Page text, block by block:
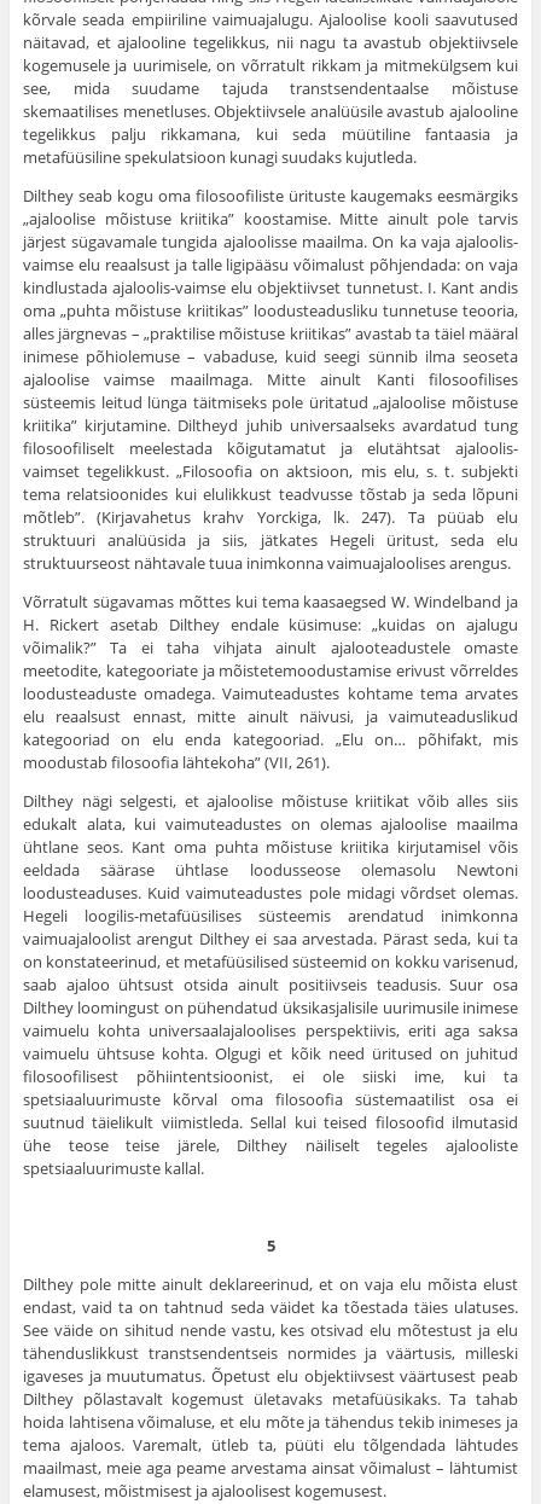
kõrvale seada empiiriline vaimuajalugu. Ajaloolise kooli saavutused
näitavad, et ajalooline tegelikkus, nii nagu ta avastub objektiivsele
kogemusele ja uurimisele, on võrratult rikkam ja mitmekülgsem kui
see, mida suudame tajuda transtsendentaalse mõistuse
skemaatilises menetluses. Objektiivsele analüüsile avastub ajalooline
tegelikkus palju rikkamana, kui seda müütiline fantaasia ja
metafüüsiline spekulatsioon kunagi suudaks kujutleda.
Dilthey seab kogu oma filosoofiliste ürituste kaugemaks eesmärgiks
„ajaloolise mõistuse kriitika” koostamise. Mitte ainult pole tarvis
järjest sügavamale tungida ajaloolisse maailma. On ka vaja ajaloolis-
vaimse elu reaalsust ja talle ligipääsu võimalust põhjendada: on vaja
kindlustada ajaloolis-vaimse elu objektiivset tunnetust. I. Kant andis
oma „puhta mõistuse kriitikas” loodusteadusliku tunnetuse teooria,
alles järgnevas – „praktilise mõistuse kriitikas” avastab ta täiel määral
inimese põhiolemuse – vabaduse, kuid seegi sünnib ilma seoseta
ajaloolise vaimse maailmaga. Mitte ainult Kanti filosoofilises
süsteemis leitud lünga täitmiseks pole üritatud „ajaloolise mõistuse
kriitika” kirjutamine. Diltheyd juhib universaalseks avardatud tung
filosoofiliselt meelestada kõigutamatut ja elutähtsat ajaloolis-
vaimset tegelikkust. „Filosoofia on aktsioon, mis elu, s. t. subjekti
tema relatsioonides kui elulikkust teadvusse tõstab ja seda lõpuni
mõtleb”. (Kirjavahetus krahv Yorckiga, lk. 247). Ta püüab elu
struktuuri analüüsida ja siis, jätkates Hegeli üritust, seda elu
struktuurseost nähtavale tuua inimkonna vaimuajaloolises arengus.
Võrratult sügavamas mõttes kui tema kaasaegsed W. Windelband ja
H. Rickert asetab Dilthey endale küsimuse: „kuidas on ajalugu
võimalik?” Ta ei taha vihjata ainult ajalooteadustele omaste
meetodite, kategooriate ja mõistetemoodustamise erivust võrreldes
loodusteaduste omadega. Vaimuteadustes kohtame tema arvates
elu reaalsust ennast, mitte ainult näivusi, ja vaimuteaduslikud
kategooriad on elu enda kategooriad. „Elu on… põhifakt, mis
moodustab filosoofia lähtekoha” (VII, 261).
Dilthey nägi selgesti, et ajaloolise mõistuse kriitikat võib alles siis
edukalt alata, kui vaimuteadustes on olemas ajaloolise maailma
ühtlane seos. Kant oma puhta mõistuse kriitika kirjutamisel võis
eeldada säärase ühtlase loodusseose olemasolu Newtoni
loodusteaduses. Kuid vaimuteadustes pole midagi võrdset olemas.
Hegeli loogilis-metafüüsilises süsteemis arendatud inimkonna
vaimuajaloolist arengut Dilthey ei saa arvestada. Pärast seda, kui ta
on konstateerinud, et metafüüsilised süsteemid on kokku varisenud,
saab ajaloo ühtsust otsida ainult positiivseis teadusis. Suur osa
Dilthey loomingust on pühendatud üksikasjalisile uurimusile inimese
vaimuelu kohta universaalajaloolises perspektiivis, eriti aga saksa
vaimuelu ühtsuse kohta. Olgugi et kõik need üritused on juhitud
filosoofilisest põhiintentsioonist, ei ole siiski ime, kui ta
spetsiaaluurimuste kõrval oma filosoofia süstemaatilist osa ei
suutnud täielikult viimistleda. Sellal kui teised filosoofid ilmutasid
ühe teose teise järele, Dilthey näiliselt tegeles ajalooliste
spetsiaaluurimuste kallal.
5
Dilthey pole mitte ainult deklareerinud, et on vaja elu mõista elust
endast, vaid ta on tahtnud seda väidet ka tõestada täies ulatuses.
See väide on sihitud nende vastu, kes otsivad elu mõtestust ja elu
tähenduslikkust transtsendentseis normides ja väärtusis, milleski
igaveses ja muutumatus. Õpetust elu objektiivsest väärtusest peab
Dilthey põlastavalt kogemust ületavaks metafüüsikaks. Ta tahab
hoida lahtisena võimaluse, et elu mõte ja tähendus tekib inimeses ja
tema ajaloos. Varemalt, ütleb ta, püüti elu tõlgendada lähtudes
maailmast, meie aga peame arvestama ainsat võimalust – lähtumist
elamusest, mõistmisest ja ajaloolisest kogemusest.